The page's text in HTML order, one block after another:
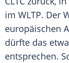
im WLTP. Der
europäischen
dürfte das
entsprechen.